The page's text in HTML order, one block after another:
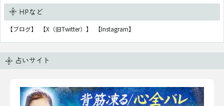
HPなど
【ブログ】 【X（旧Twitter）】 【Instagram】
占いサイト